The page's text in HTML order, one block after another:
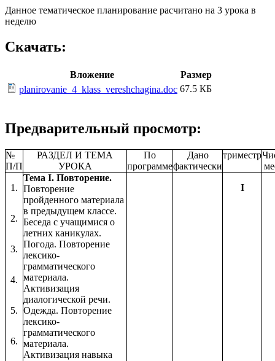
Данное тематическое планирование расчитано на 3 урока в
неделю
Скачать:
Вложение
Размер
planirovanie_4_klass_vereshchagina.doc 67.5 КБ
Предварительный просмотр:
№
П/П
РАЗДЕЛ И ТЕМА
УРОКА
По
программе
Дано
фактически
триместр
1.
2.
3.
4.
5.
6.
Тема I. Повторение.
Повторение
пройденного материала
в предыдущем классе.
Беседа с учащимися о
летних каникулах.
Погода. Повторение
лексико-
грамматического
материала.
Активизация
диалогической речи.
Одежда. Повторение
лексико-
грамматического
материала.
Активизация навыка
I